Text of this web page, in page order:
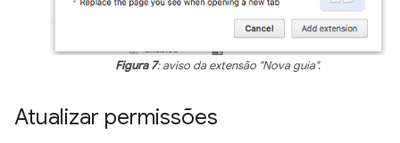
Figura 7: aviso da extensão "Nova guia".
Atualizar permissões